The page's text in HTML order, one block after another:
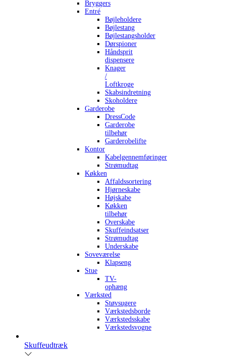
Bryggers
Entré
Bøjleholdere
Bøjlestang
Bøjlestangsholder
Dørspioner
Håndsprit
dispensere
Knager
/
Loftkroge
Skabsindretning
Skoholdere
Garderobe
DressCode
Garderobe
tilbehør
Garderobelifte
Kontor
Kabelgennemføringer
Strømudtag
Køkken
Affaldssortering
Hjørneskabe
Højskabe
Køkken
tilbehør
Overskabe
Skuffeindsatser
Strømudtag
Underskabe
Soveværelse
Klapseng
Stue
TV-
ophæng
Værksted
Støvsugere
Værkstedsborde
Værkstedsskabe
Værkstedsvogne
Skuffeudtræk